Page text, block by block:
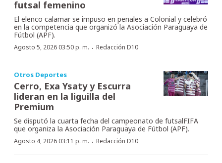
futsal femenino
El elenco calamar se impuso en penales a Colonial y celebró
en la competencia que organizó la Asociación Paraguaya de
Fútbol (APF).
Agosto 5, 2026 03:50 p. m. · Redacción D10
Otros Deportes
Cerro, Exa Ysaty y Escurra
lideran en la liguilla del
Premium
Se disputó la cuarta fecha del campeonato de futsalFIFA
que organiza la Asociación Paraguaya de Fútbol (APF).
Agosto 4, 2026 03:11 p. m. · Redacción D10